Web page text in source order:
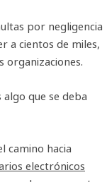
por negligencia
a cientos de miles,
organizaciones.
algo que se deba
camino hacia
electrónicos